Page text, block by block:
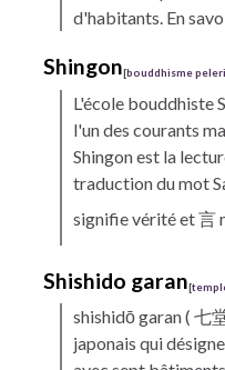
d'habitants. En
Shingon[bouddhisme
L'école bouddhiste
l'un des courants
Shingon est la
traduction du mot
signifie vérité et 言
Shishido garan[
shishidō garan( 七
japonais qui